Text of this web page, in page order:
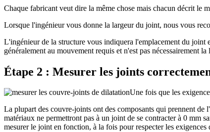
Chaque fabricant veut dire la même chose mais chacun décrit le
Lorsque l'ingénieur vous donne la largeur du joint, nous vous
L'ingénieur de la structure vous indiquera l'emplacement du joint
généralement au mouvement requis et n'est pas
Étape 2 : Mesurer les joints
Une fois que les
La plupart des couvre-joints ont des composants qui prennent de
matériaux ne permettront pas à un joint de se contracter à 0 mm
mesurer le joint en fonction, à la fois pour respecter les